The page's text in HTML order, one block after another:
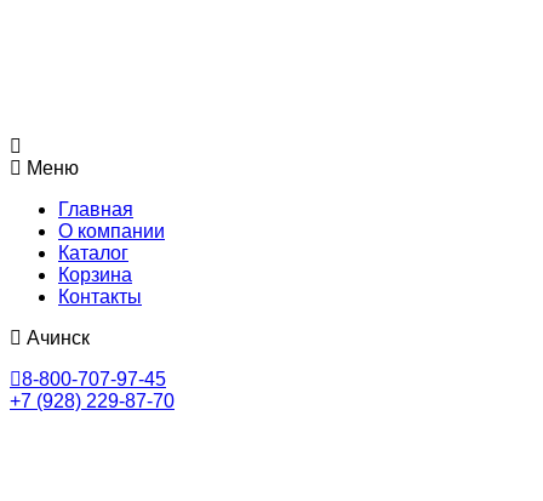
Меню
Главная
О компании
Каталог
Корзина
Контакты
Ачинск
8-800-707-97-45
+7 (928) 229-87-70